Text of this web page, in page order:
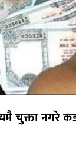
चुक्ता नगरे